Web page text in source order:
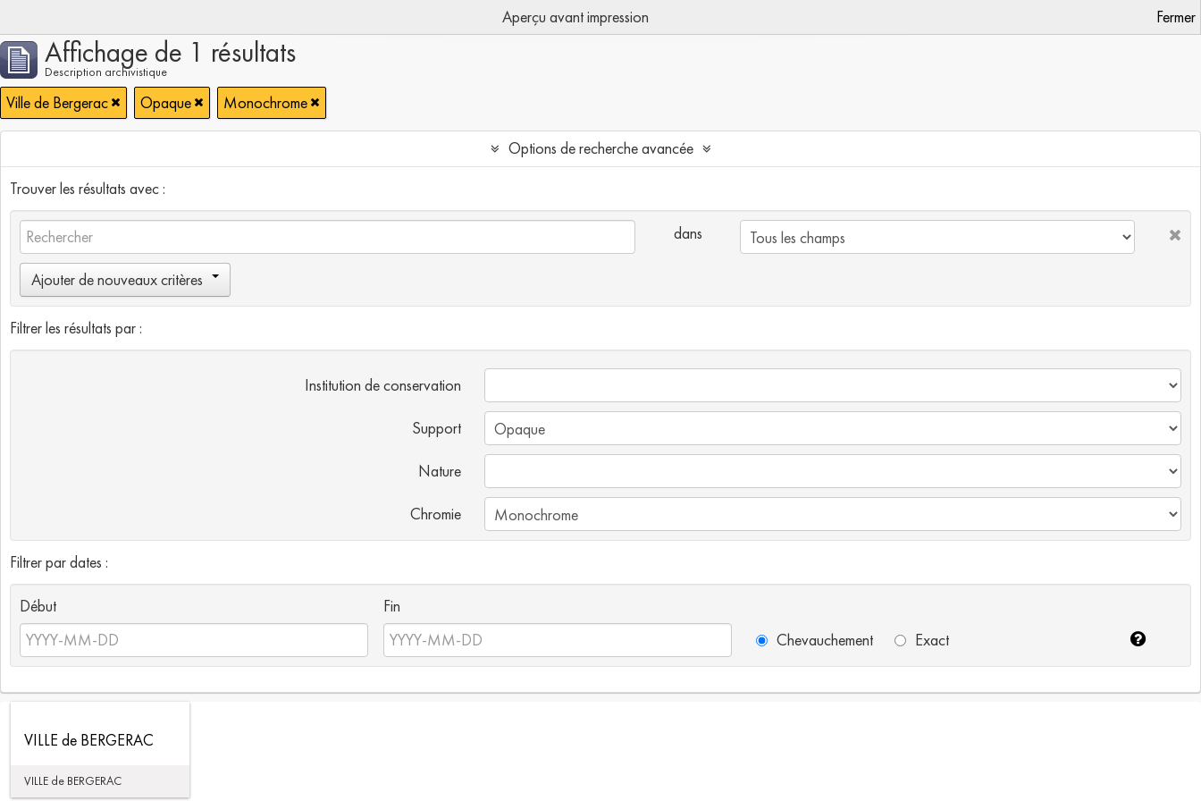
Aperçu avant impression Fermer
Affichage de 1 résultats
Description archivistique
Ville de Bergerac Opaque Monochrome
Options de recherche avancée
Trouver les résultats avec :
dans
Ajouter de nouveaux critères
Filtrer les résultats par :
Institution de conservation
Support
Nature
Chromie
Filtrer par dates :
Début
Fin
Chevauchement
Exact
VILLE de BERGERAC
VILLE de BERGERAC